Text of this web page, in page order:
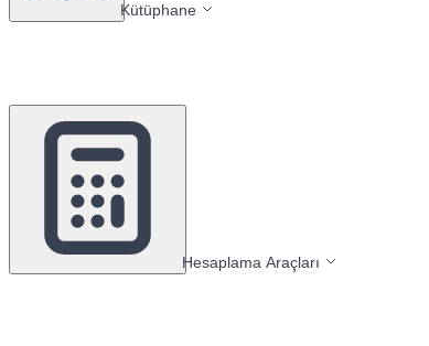
Kütüphane
Hesaplama Araçları